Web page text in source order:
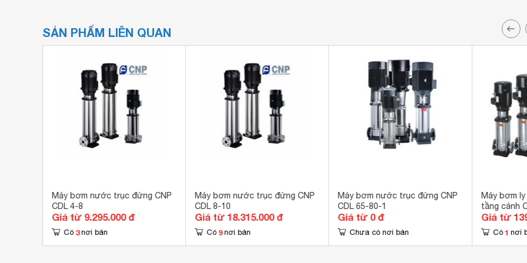
SẢN PHẨM LIÊN QUAN
Máy bơm nước trục đứng CNP
CDL 4-8
Giá từ 9.295.000 đ
Có 3 nơi bán
Máy bơm nước trục đứng CNP
CDL 8-10
Giá từ 18.315.000 đ
Có 9 nơi bán
Máy bơm nước trục đứng CNP
CDL 65-80-1
Giá từ 0 đ
Chưa có nơi bán
Máy bơm
tầng cánh
Giá từ
Có 1 nơi